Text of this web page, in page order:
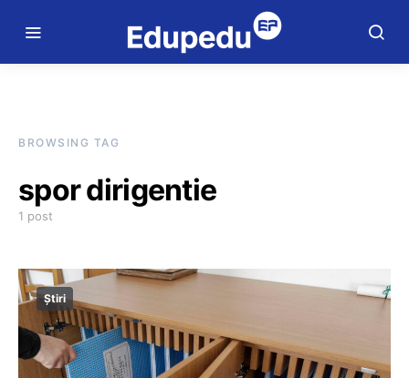
BROWSING TAG
spor dirigentie
1 post
Știri